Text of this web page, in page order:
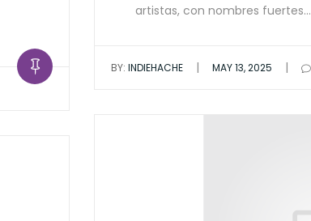
artistas, con nombres fuertes…
BY: INDIEHACHE | MAY 13, 2025 |